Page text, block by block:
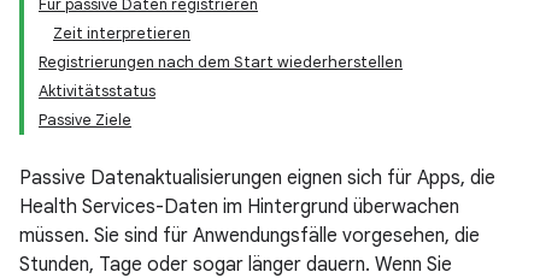
Für passive Daten registrieren
Zeit interpretieren
Registrierungen nach dem Start wiederherstellen
Aktivitätsstatus
Passive Ziele
Passive Datenaktualisierungen eignen sich für Apps, die
Health Services-Daten im Hintergrund überwachen
müssen. Sie sind für Anwendungsfälle vorgesehen, die
Stunden, Tage oder sogar länger dauern. Wenn Sie